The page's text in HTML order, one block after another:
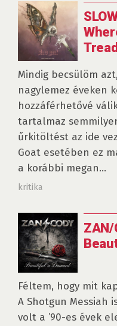
Mindig becsülöm
nagylemez éveken
hozzáférhetővé
tartalmaz
űrkitöltést az ide
Goat esetében ez
a korábbi megan...
kritika
ZAN/
Féltem, hogy mit
A Shotgun Messiah
volt a ’90-es évek